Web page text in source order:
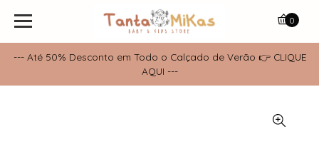
--- Até 50% Desconto em Todo o Calçado de Verão 👉 CLIQUE
AQUI ---
0